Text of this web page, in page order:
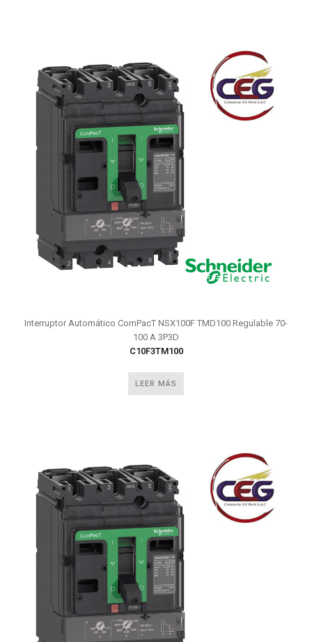
Interruptor Automático ComPacT NSX100F TMD100 Regulable 70-
100 A 3P3D
C10F3TM100
LEER MÁS